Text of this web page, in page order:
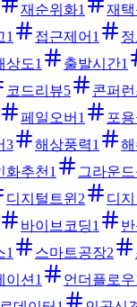
재순위화1 재
1 접근제어 1
상도1 출발시간1
코드리뷰5 콘퍼
페일오버 1 포
3 해상풍력1
화추천 1 그라운
디지털트윈 2 디
바이브코딩1
1 스마트공장2
이션 1 언더플로우